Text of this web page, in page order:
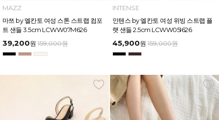
MAZZ
마쯔 by 엘칸토 여성 스톤 스트랩 컴포
트 샌들 3.5cm LCWW07M626
39,200원 159,000원
INTENSE
인텐스 by 엘칸토 여성 위빙 스트랩 플
랫 샌들 2.5cm LCWW05I626
45,900원 159,000원